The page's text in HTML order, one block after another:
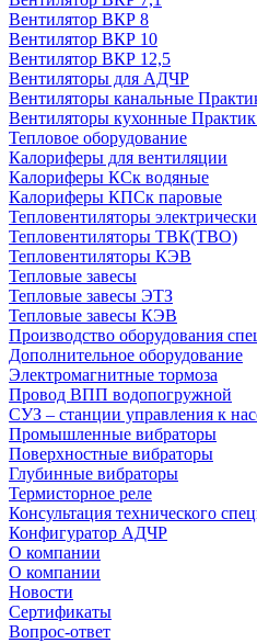
Вентилятор ВКР 8
Вентилятор ВКР 10
Вентилятор ВКР 12,5
Вентиляторы для АДЧР
Вентиляторы канальные
Вентиляторы кухонные
Тепловое оборудование
Калориферы для вентиляции
Калориферы КСк водяные
Калориферы КПСк паровые
Тепловентиляторы
Тепловентиляторы ТВК(ТВО)
Тепловентиляторы КЭВ
Тепловые завесы
Тепловые завесы ЭТЗ
Тепловые завесы КЭВ
Производство оборудования
Дополнительное оборудование
Электромагнитные тормоза
Провод ВПП водопогружной
СУЗ – станции управления к
Промышленные вибраторы
Поверхностные вибраторы
Глубинные вибраторы
Термисторное реле
Консультация технического
Конфигуратор АДЧР
О компании
О компании
Новости
Сертификаты
Вопрос-ответ